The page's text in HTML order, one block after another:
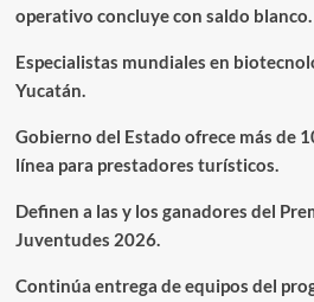
operativo concluye con saldo blanco.
Especialistas mundiales en
Yucatán.
Gobierno del Estado ofrece más de
línea para prestadores turísticos.
Definen a las y los ganadores del
Juventudes 2026.
Continúa entrega de equipos del